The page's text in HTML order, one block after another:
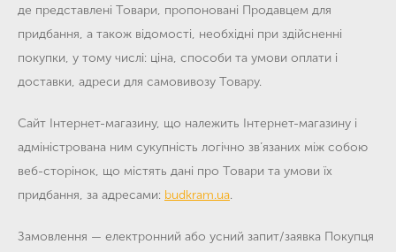
де представлені Товари, пропоновані Продавцем для
придбання, а також відомості, необхідні при здійсненні
покупки, у тому числі: ціна, способи та умови оплати і
доставки, адреси для самовивозу Товару.
Сайт Інтернет-магазину, що належить Інтернет-магазину і
адміністрована ним сукупність логічно зв’язаних між собою
веб-сторінок, що містять дані про Товари та умови їх
придбання, за адресами: budkram.ua.
Замовлення — електронний або усний запит/заявка Покупця